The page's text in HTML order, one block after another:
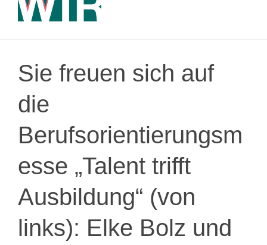
Sie freuen sich auf
die
Berufsorientierungsm
esse „Talent trifft
Ausbildung“ (von
links): Elke Bolz und